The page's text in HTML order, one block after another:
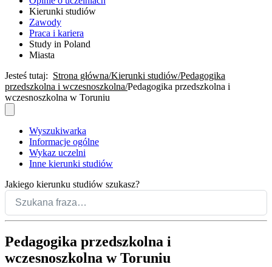
Kierunki studiów
Zawody
Praca i kariera
Study in Poland
Miasta
Jesteś tutaj: Strona główna Kierunki studiów Pedagogika
przedszkolna i wczesnoszkolna Pedagogika przedszkolna i
wczesnoszkolna w Toruniu
Wyszukiwarka
Informacje ogólne
Wykaz uczelni
Inne kierunki studiów
Jakiego kierunku studiów szukasz?
Pedagogika przedszkolna i
wczesnoszkolna w Toruniu